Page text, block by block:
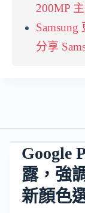
200MP
Samsung
分享
Google
露，強
新顏色